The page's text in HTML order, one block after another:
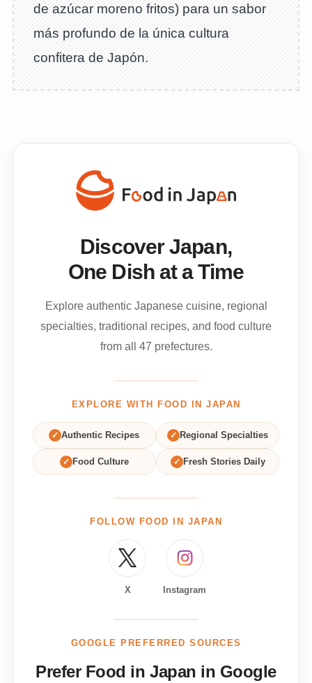
de azúcar moreno fritos) para un sabor
más profundo de la única cultura
confitera de Japón.
Discover Japan,
One Dish at a Time
Explore authentic Japanese cuisine, regional
specialties, traditional recipes, and food culture
from all 47 prefectures.
EXPLORE WITH FOOD IN JAPAN
✓ Authentic Recipes ✓ Regional Specialties
✓ Food Culture ✓ Fresh Stories Daily
FOLLOW FOOD IN JAPAN
X Instagram
GOOGLE PREFERRED SOURCES
Prefer Food in Japan in Google